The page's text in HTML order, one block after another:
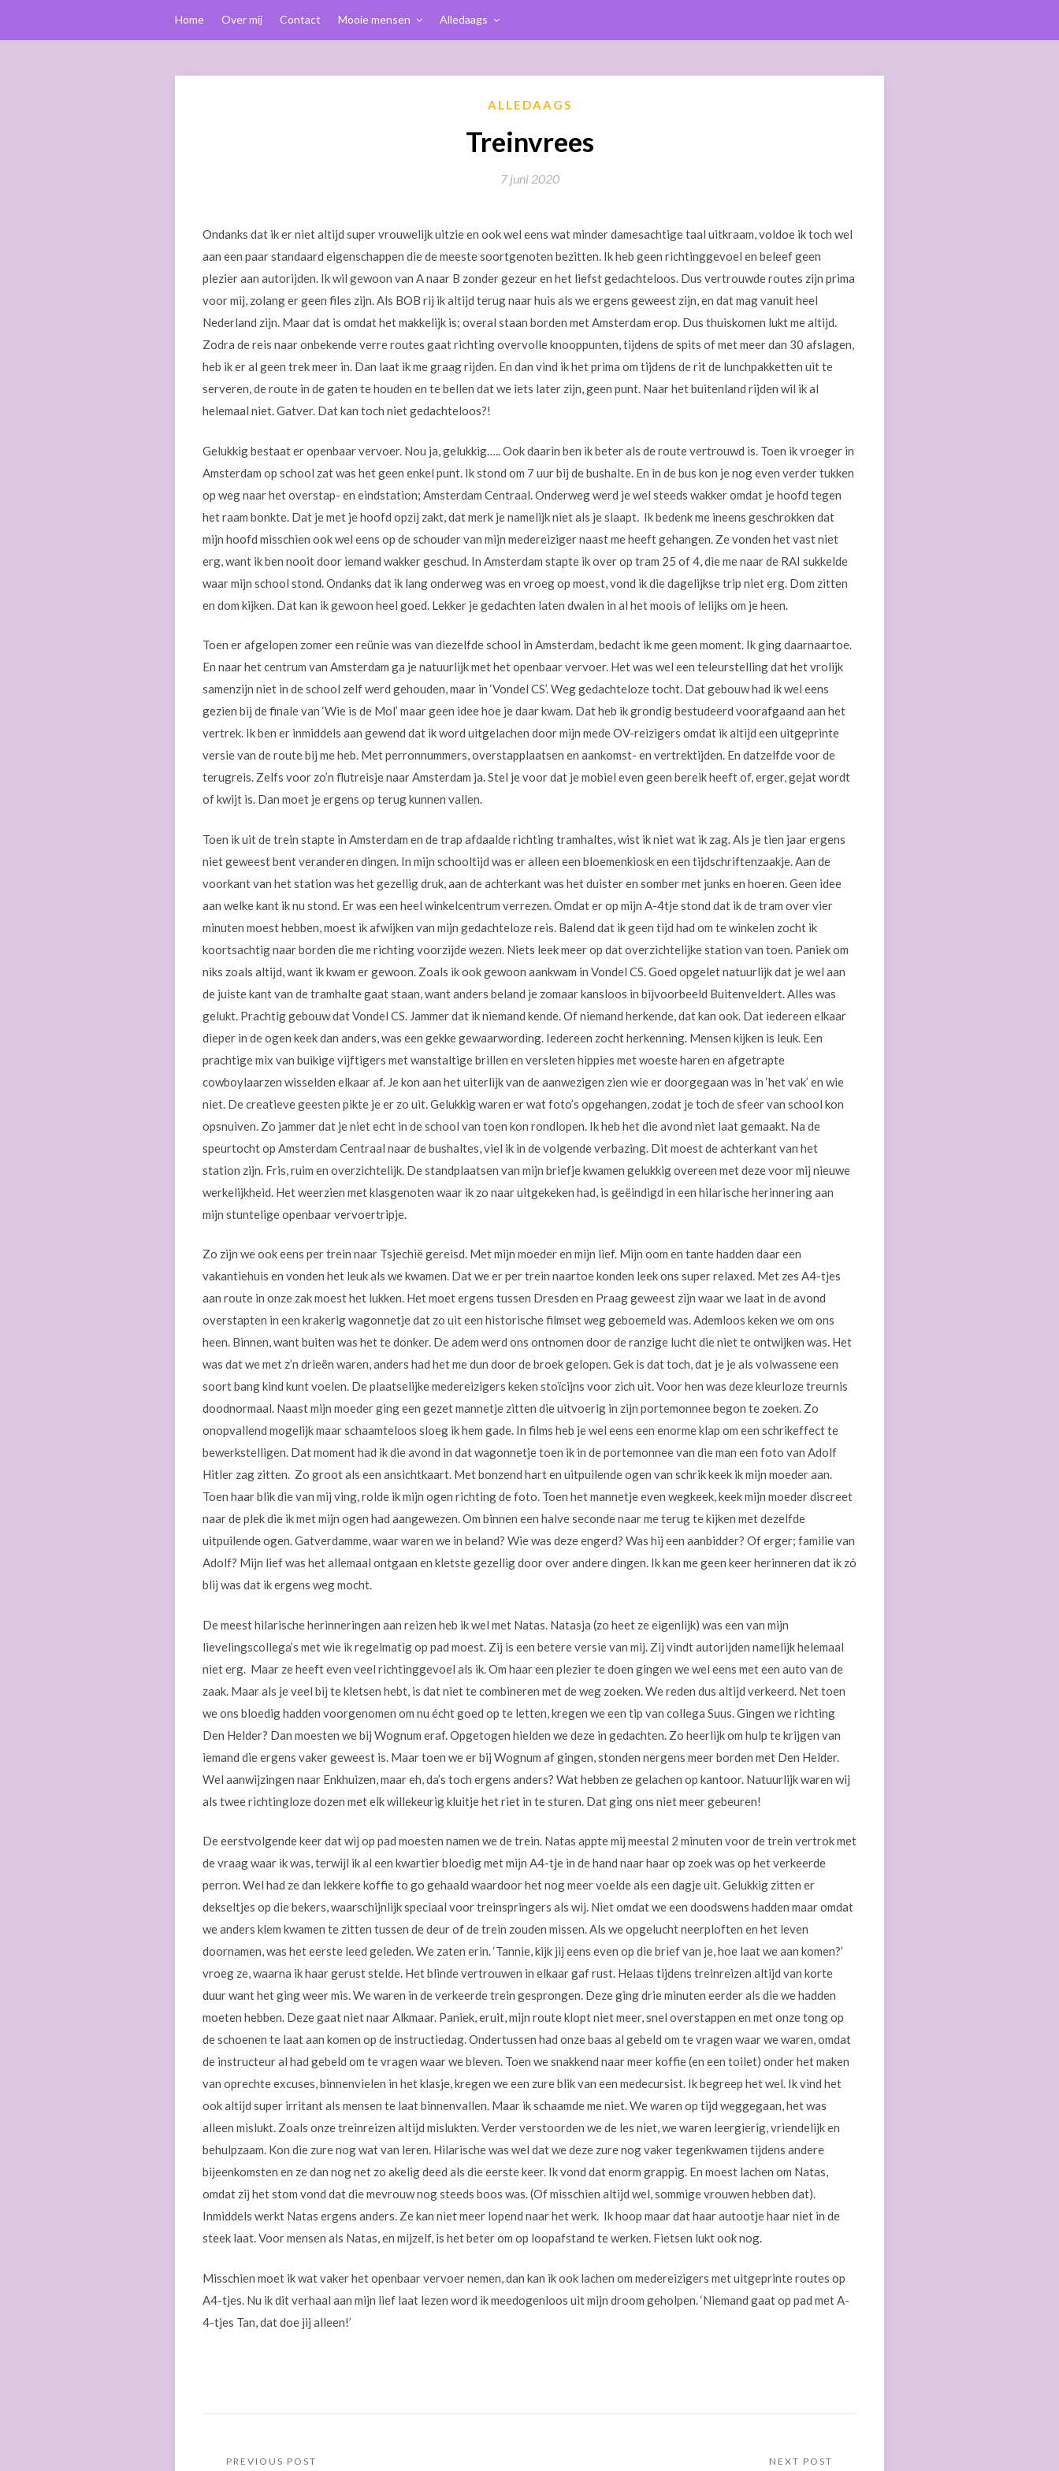
Home Over mij Contact Mooie mensen Alledaags
ALLEDAAGS
Treinvrees
7 juni 2020
Ondanks dat ik er niet altijd super vrouwelijk uitzie en ook wel eens wat minder damesachtige taal uitkraam, voldoe ik toch wel
aan een paar standaard eigenschappen die de meeste soortgenoten bezitten. Ik heb geen richtinggevoel en beleef geen
plezier aan autorijden. Ik wil gewoon van A naar B zonder gezeur en het liefst gedachteloos. Dus vertrouwde routes zijn prima
voor mij, zolang er geen files zijn. Als BOB rij ik altijd terug naar huis als we ergens geweest zijn, en dat mag vanuit heel
Nederland zijn. Maar dat is omdat het makkelijk is; overal staan borden met Amsterdam erop. Dus thuiskomen lukt me altijd.
Zodra de reis naar onbekende verre routes gaat richting overvolle knooppunten, tijdens de spits of met meer dan 30 afslagen,
heb ik er al geen trek meer in. Dan laat ik me graag rijden. En dan vind ik het prima om tijdens de rit de lunchpakketten uit te
serveren, de route in de gaten te houden en te bellen dat we iets later zijn, geen punt. Naar het buitenland rijden wil ik al
helemaal niet. Gatver. Dat kan toch niet gedachteloos?!
Gelukkig bestaat er openbaar vervoer. Nou ja, gelukkig….. Ook daarin ben ik beter als de route vertrouwd is. Toen ik vroeger in
Amsterdam op school zat was het geen enkel punt. Ik stond om 7 uur bij de bushalte. En in de bus kon je nog even verder tukken
op weg naar het overstap- en eindstation; Amsterdam Centraal. Onderweg werd je wel steeds wakker omdat je hoofd tegen
het raam bonkte. Dat je met je hoofd opzij zakt, dat merk je namelijk niet als je slaapt. Ik bedenk me ineens geschrokken dat
mijn hoofd misschien ook wel eens op de schouder van mijn medereiziger naast me heeft gehangen. Ze vonden het vast niet
erg, want ik ben nooit door iemand wakker geschud. In Amsterdam stapte ik over op tram 25 of 4, die me naar de RAI sukkelde
waar mijn school stond. Ondanks dat ik lang onderweg was en vroeg op moest, vond ik die dagelijkse trip niet erg. Dom zitten
en dom kijken. Dat kan ik gewoon heel goed. Lekker je gedachten laten dwalen in al het moois of lelijks om je heen.
Toen er afgelopen zomer een reünie was van diezelfde school in Amsterdam, bedacht ik me geen moment. Ik ging daarnaartoe.
En naar het centrum van Amsterdam ga je natuurlijk met het openbaar vervoer. Het was wel een teleurstelling dat het vrolijk
samenzijn niet in de school zelf werd gehouden, maar in ‘Vondel CS’. Weg gedachteloze tocht. Dat gebouw had ik wel eens
gezien bij de finale van ‘Wie is de Mol’ maar geen idee hoe je daar kwam. Dat heb ik grondig bestudeerd voorafgaand aan het
vertrek. Ik ben er inmiddels aan gewend dat ik word uitgelachen door mijn mede OV-reizigers omdat ik altijd een uitgeprinte
versie van de route bij me heb. Met perronnummers, overstapplaatsen en aankomst- en vertrektijden. En datzelfde voor de
terugreis. Zelfs voor zo’n flutreisje naar Amsterdam ja. Stel je voor dat je mobiel even geen bereik heeft of, erger, gejat wordt
of kwijt is. Dan moet je ergens op terug kunnen vallen.
Toen ik uit de trein stapte in Amsterdam en de trap afdaalde richting tramhaltes, wist ik niet wat ik zag. Als je tien jaar ergens
niet geweest bent veranderen dingen. In mijn schooltijd was er alleen een bloemenkiosk en een tijdschriftenzaakje. Aan de
voorkant van het station was het gezellig druk, aan de achterkant was het duister en somber met junks en hoeren. Geen idee
aan welke kant ik nu stond. Er was een heel winkelcentrum verrezen. Omdat er op mijn A-4tje stond dat ik de tram over vier
minuten moest hebben, moest ik afwijken van mijn gedachteloze reis. Balend dat ik geen tijd had om te winkelen zocht ik
koortsachtig naar borden die me richting voorzijde wezen. Niets leek meer op dat overzichtelijke station van toen. Paniek om
niks zoals altijd, want ik kwam er gewoon. Zoals ik ook gewoon aankwam in Vondel CS. Goed opgelet natuurlijk dat je wel aan
de juiste kant van de tramhalte gaat staan, want anders beland je zomaar kansloos in bijvoorbeeld Buitenveldert. Alles was
gelukt. Prachtig gebouw dat Vondel CS. Jammer dat ik niemand kende. Of niemand herkende, dat kan ook. Dat iedereen elkaar
dieper in de ogen keek dan anders, was een gekke gewaarwording. Iedereen zocht herkenning. Mensen kijken is leuk. Een
prachtige mix van buikige vijftigers met wanstaltige brillen en versleten hippies met woeste haren en afgetrapte
cowboylaarzen wisselden elkaar af. Je kon aan het uiterlijk van de aanwezigen zien wie er doorgegaan was in ‘het vak’ en wie
niet. De creatieve geesten pikte je er zo uit. Gelukkig waren er wat foto’s opgehangen, zodat je toch de sfeer van school kon
opsnuiven. Zo jammer dat je niet echt in de school van toen kon rondlopen. Ik heb het die avond niet laat gemaakt. Na de
speurtocht op Amsterdam Centraal naar de bushaltes, viel ik in de volgende verbazing. Dit moest de achterkant van het
station zijn. Fris, ruim en overzichtelijk. De standplaatsen van mijn briefje kwamen gelukkig overeen met deze voor mij nieuwe
werkelijkheid. Het weerzien met klasgenoten waar ik zo naar uitgekeken had, is geëindigd in een hilarische herinnering aan
mijn stuntelige openbaar vervoertripje.
Zo zijn we ook eens per trein naar Tsjechië gereisd. Met mijn moeder en mijn lief. Mijn oom en tante hadden daar een
vakantiehuis en vonden het leuk als we kwamen. Dat we er per trein naartoe konden leek ons super relaxed. Met zes A4-tjes
aan route in onze zak moest het lukken. Het moet ergens tussen Dresden en Praag geweest zijn waar we laat in de avond
overstapten in een krakerig wagonnetje dat zo uit een historische filmset weg geboemeld was. Ademloos keken we om ons
heen. Binnen, want buiten was het te donker. De adem werd ons ontnomen door de ranzige lucht die niet te ontwijken was. Het
was dat we met z’n drieën waren, anders had het me dun door de broek gelopen. Gek is dat toch, dat je je als volwassene een
soort bang kind kunt voelen. De plaatselijke medereizigers keken stoïcijns voor zich uit. Voor hen was deze kleurloze treurnis
doodnormaal. Naast mijn moeder ging een gezet mannetje zitten die uitvoerig in zijn portemonnee begon te zoeken. Zo
onopvallend mogelijk maar schaamteloos sloeg ik hem gade. In films heb je wel eens een enorme klap om een schrikeffect te
bewerkstelligen. Dat moment had ik die avond in dat wagonnetje toen ik in de portemonnee van die man een foto van Adolf
Hitler zag zitten. Zo groot als een ansichtkaart. Met bonzend hart en uitpuilende ogen van schrik keek ik mijn moeder aan.
Toen haar blik die van mij ving, rolde ik mijn ogen richting de foto. Toen het mannetje even wegkeek, keek mijn moeder discreet
naar de plek die ik met mijn ogen had aangewezen. Om binnen een halve seconde naar me terug te kijken met dezelfde
uitpuilende ogen. Gatverdamme, waar waren we in beland? Wie was deze engerd? Was hij een aanbidder? Of erger; familie van
Adolf? Mijn lief was het allemaal ontgaan en kletste gezellig door over andere dingen. Ik kan me geen keer herinneren dat ik zó
blij was dat ik ergens weg mocht.
De meest hilarische herinneringen aan reizen heb ik wel met Natas. Natasja (zo heet ze eigenlijk) was een van mijn
lievelingscollega’s met wie ik regelmatig op pad moest. Zij is een betere versie van mij. Zij vindt autorijden namelijk helemaal
niet erg. Maar ze heeft even veel richtinggevoel als ik. Om haar een plezier te doen gingen we wel eens met een auto van de
zaak. Maar als je veel bij te kletsen hebt, is dat niet te combineren met de weg zoeken. We reden dus altijd verkeerd. Net toen
we ons bloedig hadden voorgenomen om nu écht goed op te letten, kregen we een tip van collega Suus. Gingen we richting
Den Helder? Dan moesten we bij Wognum eraf. Opgetogen hielden we deze in gedachten. Zo heerlijk om hulp te krijgen van
iemand die ergens vaker geweest is. Maar toen we er bij Wognum af gingen, stonden nergens meer borden met Den Helder.
Wel aanwijzingen naar Enkhuizen, maar eh, da’s toch ergens anders? Wat hebben ze gelachen op kantoor. Natuurlijk waren wij
als twee richtingloze dozen met elk willekeurig kluitje het riet in te sturen. Dat ging ons niet meer gebeuren!
De eerstvolgende keer dat wij op pad moesten namen we de trein. Natas appte mij meestal 2 minuten voor de trein vertrok met
de vraag waar ik was, terwijl ik al een kwartier bloedig met mijn A4-tje in de hand naar haar op zoek was op het verkeerde
perron. Wel had ze dan lekkere koffie to go gehaald waardoor het nog meer voelde als een dagje uit. Gelukkig zitten er
dekseltjes op die bekers, waarschijnlijk speciaal voor treinspringers als wij. Niet omdat we een doodswens hadden maar omdat
we anders klem kwamen te zitten tussen de deur of de trein zouden missen. Als we opgelucht neerploften en het leven
doornamen, was het eerste leed geleden. We zaten erin. ‘Tannie, kijk jij eens even op die brief van je, hoe laat we aan komen?’
vroeg ze, waarna ik haar gerust stelde. Het blinde vertrouwen in elkaar gaf rust. Helaas tijdens treinreizen altijd van korte
duur want het ging weer mis. We waren in de verkeerde trein gesprongen. Deze ging drie minuten eerder als die we hadden
moeten hebben. Deze gaat niet naar Alkmaar. Paniek, eruit, mijn route klopt niet meer, snel overstappen en met onze tong op
de schoenen te laat aan komen op de instructiedag. Ondertussen had onze baas al gebeld om te vragen waar we waren, omdat
de instructeur al had gebeld om te vragen waar we bleven. Toen we snakkend naar meer koffie (en een toilet) onder het maken
van oprechte excuses, binnenvielen in het klasje, kregen we een zure blik van een medecursist. Ik begreep het wel. Ik vind het
ook altijd super irritant als mensen te laat binnenvallen. Maar ik schaamde me niet. We waren op tijd weggegaan, het was
alleen mislukt. Zoals onze treinreizen altijd mislukten. Verder verstoorden we de les niet, we waren leergierig, vriendelijk en
behulpzaam. Kon die zure nog wat van leren. Hilarische was wel dat we deze zure nog vaker tegenkwamen tijdens andere
bijeenkomsten en ze dan nog net zo akelig deed als die eerste keer. Ik vond dat enorm grappig. En moest lachen om Natas,
omdat zij het stom vond dat die mevrouw nog steeds boos was. (Of misschien altijd wel, sommige vrouwen hebben dat).
Inmiddels werkt Natas ergens anders. Ze kan niet meer lopend naar het werk. Ik hoop maar dat haar autootje haar niet in de
steek laat. Voor mensen als Natas, en mijzelf, is het beter om op loopafstand te werken. Fietsen lukt ook nog.
Misschien moet ik wat vaker het openbaar vervoer nemen, dan kan ik ook lachen om medereizigers met uitgeprinte routes op
A4-tjes. Nu ik dit verhaal aan mijn lief laat lezen word ik meedogenloos uit mijn droom geholpen. ‘Niemand gaat op pad met A-
4-tjes Tan, dat doe jij alleen!’